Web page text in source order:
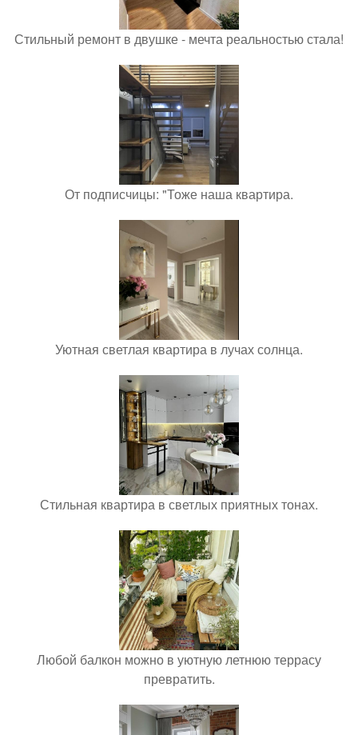
Стильный ремонт в двушке - мечта реальностью стала!
От подписчицы: "Тоже наша квартира.
Уютная светлая квартира в лучах солнца.
Стильная квартира в светлых приятных тонах.
Любой балкон можно в уютную летнюю террасу
превратить.